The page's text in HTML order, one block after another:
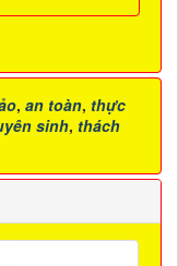
, an toàn, thực
sinh, thách